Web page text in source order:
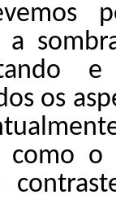
a
os
como o